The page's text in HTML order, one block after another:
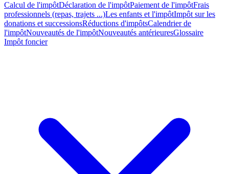
Calcul de l'impôtDéclaration de l'impôtPaiement de l'impôtFrais
professionnels (repas, trajets ...)Les enfants et l'impôtImpôt sur les
donations et successionsRéductions d'impôtsCalendrier de
l'impôtNouveautés de l'impôtNouveautés antérieuresGlossaire
Impôt foncier